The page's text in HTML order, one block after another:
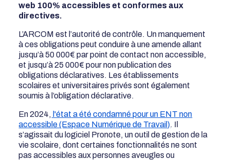
web 100% accessibles et conformes aux
directives.
L’ARCOM est l’autorité de contrôle. Un manquement
à ces obligations peut conduire à une amende allant
jusqu’à 50 000€ par point de contact non accessible,
et jusqu’à 25 000€ pour non publication des
obligations déclaratives. Les établissements
scolaires et universitaires privés sont également
soumis à l’obligation déclarative.
En 2024, l'état a été condamné pour un ENT non
accessible (Espace Numérique de Travail). Il
s’agissait du logiciel Pronote, un outil de gestion de la
vie scolaire, dont certaines fonctionnalités ne sont
pas accessibles aux personnes aveugles ou